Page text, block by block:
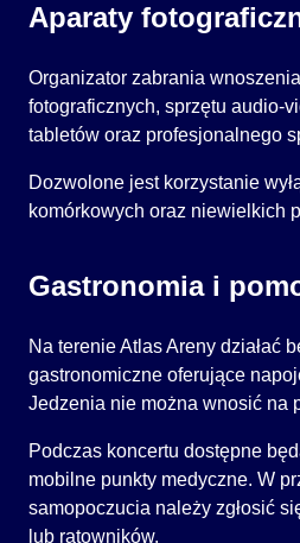
Aparaty
Organizator zabrania
fotograficznych, sprzętu audio-
tabletów oraz profesjonalnego
Dozwolone jest korzystanie
komórkowych oraz niewielkich
Gastronomia i
Na terenie Atlas Areny działać
gastronomiczne oferujące
Jedzenia nie można wnosić na
Podczas koncertu dostępne
mobilne punkty medyczne. W
samopoczucia należy zgłosić
lub ratowników.